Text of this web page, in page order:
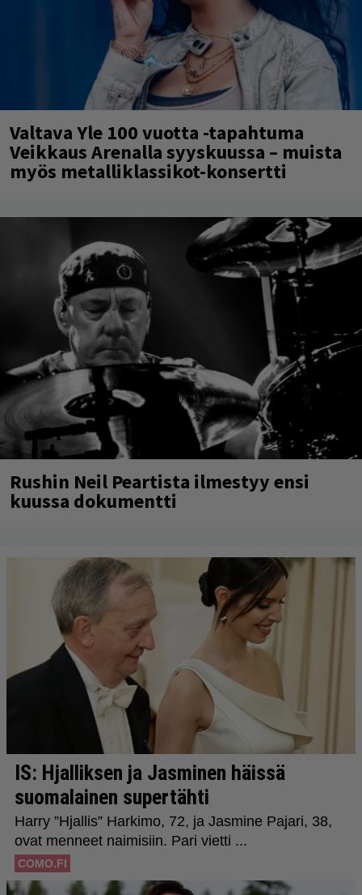
Valtava Yle 100 vuotta -tapahtuma
Veikkaus Arenalla syyskuussa – muista
myös metalliklassikot-konsertti
Rushin Neil Peartista ilmestyy ensi
kuussa dokumentti